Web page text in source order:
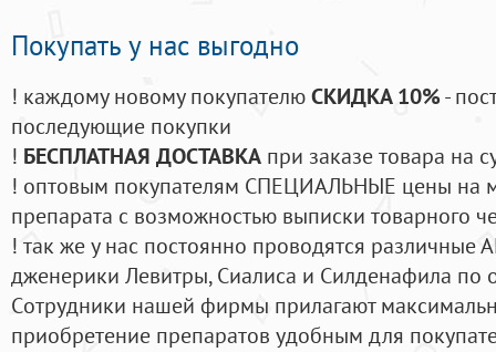
Покупать у нас выгодно
! каждому новому покупателюСКИДКА 10%-
последующие покупки
! БЕСПЛАТНАЯ ДОСТАВКА при заказе товара на
! оптовым покупателям СПЕЦИАЛЬНЫЕ цены на
препарата с возможностью выписки товарного
! так же у нас постоянно проводятся
дженерики Левитры, Сиалиса и Силденафила по
Cотрудники нашей фирмы прилагают
приобретение препаратов удобным для